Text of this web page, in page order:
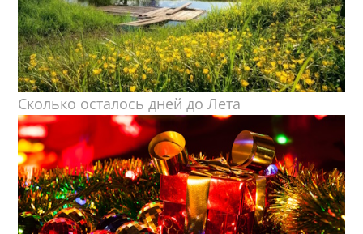
Сколько осталось дней до Лета